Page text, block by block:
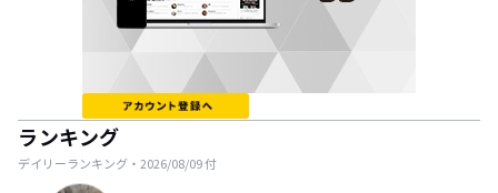
ランキング
デイリーランキング・ 2026/08/09付